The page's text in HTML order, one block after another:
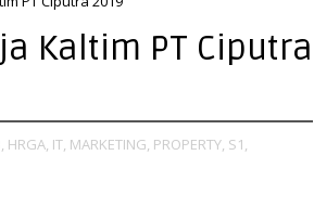
Kaltim PT Ciputra
HRGA, IT, MARKETING, PROPERTY, S1,